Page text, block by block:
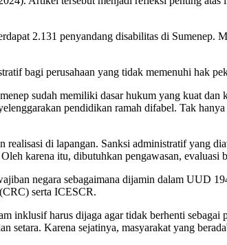
2.131 penyandang disabilitas di Sumenep.
bagi perusahaan yang tidak memenuhi hak
sudah memiliki dasar hukum yang kuat
pendidikan ramah difabel. Tak
di lapangan. Sanksi administratif yang
karena itu, dibutuhkan pengawasan, evaluasi
negara sebagaimana dijamin dalam UUD
serta ICESCR.
inklusif harus dijaga agar tidak berhenti
Karena sejatinya, masyarakat yang